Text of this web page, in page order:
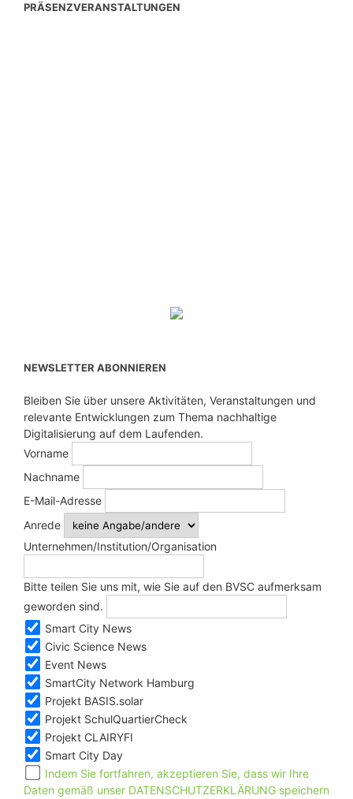
PRÄSENZVERANSTALTUNGEN
NEWSLETTER ABONNIEREN
Bleiben Sie über unsere Aktivitäten, Veranstaltungen und
relevante Entwicklungen zum Thema nachhaltige
Digitalisierung auf dem Laufenden.
Vorname
Nachname
E-Mail-Adresse
Anrede
Unternehmen/Institution/Organisation
Bitte teilen Sie uns mit, wie Sie auf den BVSC aufmerksam
geworden sind.
Smart City News
Civic Science News
Event News
SmartCity Network Hamburg
Projekt BASIS.solar
Projekt SchulQuartierCheck
Projekt CLAIRYFI
Smart City Day
Indem Sie fortfahren, akzeptieren Sie, dass wir Ihre
Daten gemäß unser DATENSCHUTZERKLÄRUNG speichern